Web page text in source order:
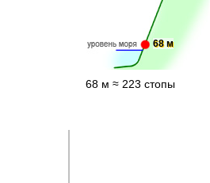
68 м
68 м ≈ 223 стопы